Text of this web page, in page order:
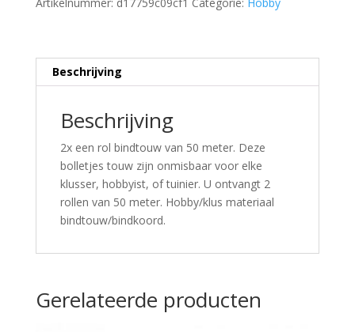
Artikelnummer: d17759c09cf1 Categorie: Hobby
Beschrijving
Beschrijving
2x een rol bindtouw van 50 meter. Deze
bolletjes touw zijn onmisbaar voor elke
klusser, hobbyist, of tuinier. U ontvangt 2
rollen van 50 meter. Hobby/klus materiaal
bindtouw/bindkoord.
Gerelateerde producten